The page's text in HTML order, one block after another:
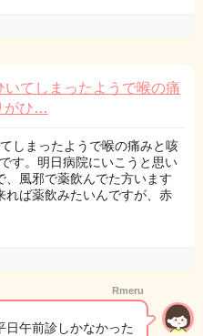
てしまったようで喉の痛
がひ…
しまったようで喉の痛みと咳
す。明日病院にいこうと思い
、風邪で薬飲んでた方います
れば薬飲みたいんですが、赤
Rmeru
日午前診しかなかった